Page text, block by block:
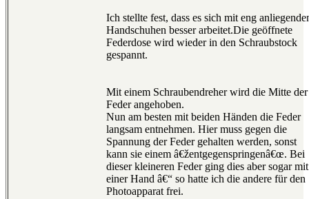
Ich stellte fest, dass es sich mit eng
Handschuhen besser arbeitet.Die geöffnete
Federdose wird wieder in den Schraubstock
gespannt.
Mit einem Schraubendreher wird die Mitte der
Feder angehoben.
Nun am besten mit beiden Händen die Feder
langsam entnehmen. Hier muss gegen die
Spannung der Feder gehalten werden, sonst
kann sie einem â€žentgegenspringenâ€œ. Bei
dieser kleineren Feder ging dies aber sogar mit
einer Hand â€“ so hatte ich die andere für den
Photoapparat frei.